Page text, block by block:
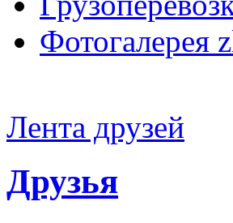
Фотогалерея
Лента друзей
Друзья